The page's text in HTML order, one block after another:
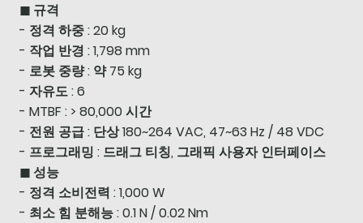
◼ 규격
- 정격 하중 : 20 kg
- 작업 반경 : 1,798 mm
- 로봇 중량 : 약 75 kg
- 자유도 : 6
- MTBF : > 80,000 시간
- 전원 공급 : 단상 180~264 VAC, 47~63 Hz / 48 VDC
- 프로그래밍 : 드래그 티칭, 그래픽 사용자 인터페이스
◼ 성능
- 정격 소비전력 : 1,000 W
- 최소 힘 분해능 : 0.1 N / 0.02 Nm